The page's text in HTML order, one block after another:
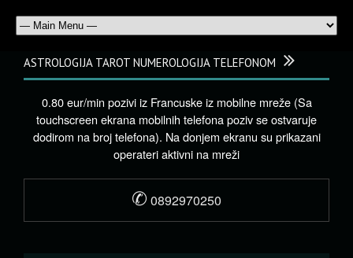
ASTROLOGIJA TAROT NUMEROLOGIJA TELEFONOM
0.80 eur/min pozivi iz Francuske iz mobilne mreže (Sa
touchscreen ekrana mobilnih telefona poziv se ostvaruje
dodirom na broj telefona). Na donjem ekranu su prikazani
operateri aktivni na mreži
✆ 0892970250